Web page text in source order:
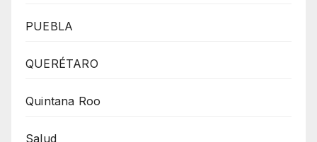
PUEBLA
QUERÉTARO
Quintana Roo
Salud